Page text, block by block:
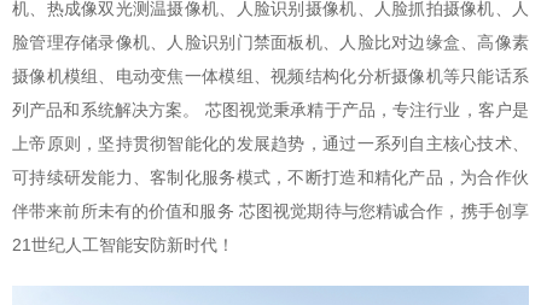
机、热成像双光测温摄像机、人脸识别摄像机、人脸抓拍摄像机、人
脸管理存储录像机、人脸识别门禁面板机、人脸比对边缘盒、高像素
摄像机模组、电动变焦一体模组、视频结构化分析摄像机等只能话系
列产品和系统解决方案。 芯图视觉秉承精于产品，专注行业，客户是
上帝原则，坚持贯彻智能化的发展趋势，通过一系列自主核心技术、
可持续研发能力、客制化服务模式，不断打造和精化产品，为合作伙
伴带来前所未有的价值和服务 芯图视觉期待与您精诚合作，携手创享
21世纪人工智能安防新时代！